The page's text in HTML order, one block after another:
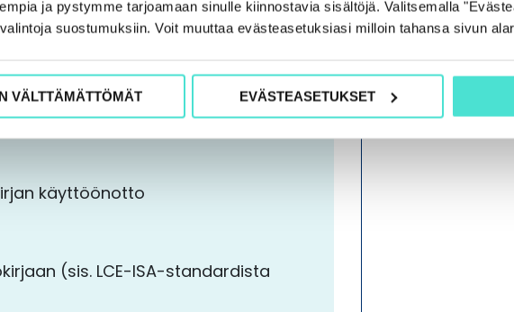
ja pystymme tarjoamaan sinulle kiinnostavia sisältöjä. Valitsemalla
suostumuksiin. Voit muuttaa evästeasetuksiasi milloin tahansa sivun
VÄLTTÄMÄTTÖMÄT EVÄSTEASETUKSET
käyttöön.
käyttöönotto
(sis. LCE-ISA-standardista